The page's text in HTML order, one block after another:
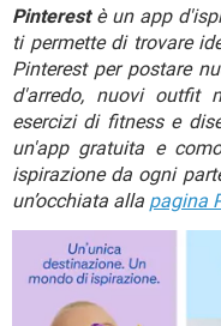
Pinterestè un app
ti permette di trovare
Pinterest per postare
d'arredo, nuovi outfit
esercizi di fitness e
un'app gratuita e
ispirazione da ogni
un’occhiata alla pagina